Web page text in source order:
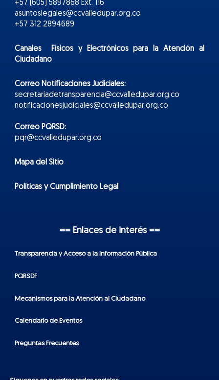
+57 (605) 5897868 Ext. 116
asuntoslegales@ccvalledupar.org.co
+57 312 2894689
Canales Físicos yElectrónicospara la Atención al
Ciudadano
Correo Notificaciones Judiciales:
secretariadetransparencia@ccvalledupar.org.co
notificacionesjudiciales@ccvalledupar.org.co
Correo PQRSD:
pqr@ccvalledupar.org.co
Mapa del Sitio
Políticas y Cumplimiento Legal
== Enlaces de interés ==
Transparencia y Acceso a la Información Pública
PQRSDF
Mecanismos para la Atención al Ciudadano
Calendario de Eventos
Preguntas Frecuentes